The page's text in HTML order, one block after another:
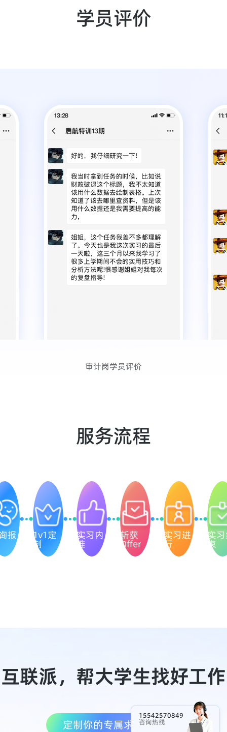
学员评价
审计岗学员评价
服务流程
报 1v1定
制
实习内
推
斩获
Offer
实习进
行
实
束
15542570849
咨询热线
互联派，帮大学生找好工作
定制你的专属求职方案